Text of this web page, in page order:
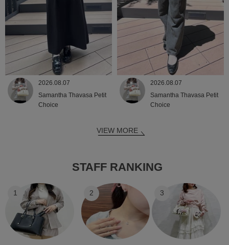
2026.08.07
Samantha Thavasa Petit
Choice
2026.08.07
Samantha Thavasa Petit
Choice
VIEW MORE
STAFF RANKING
1 2 3